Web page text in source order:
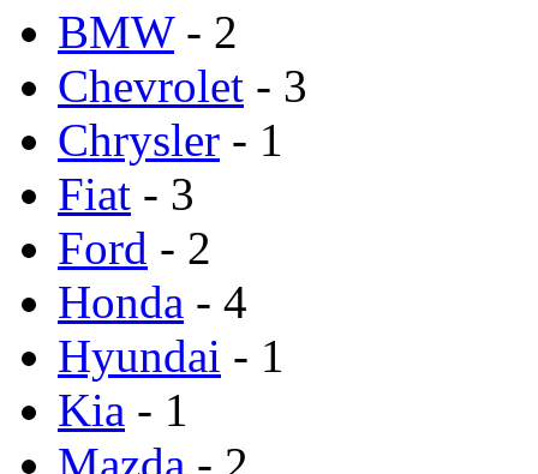
BMW- 2
Chevrolet - 3
Chrysler - 1
Fiat - 3
Ford - 2
Honda - 4
Hyundai - 1
Kia - 1